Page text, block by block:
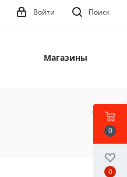
Поиск
Войти
Магазины
0
0